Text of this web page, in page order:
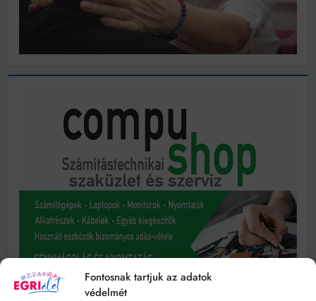
Fontosnak tartjuk az adatok
védelmét